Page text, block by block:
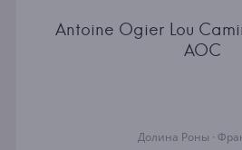
Antoine Ogier Lou
AOC
Долина Роны ·